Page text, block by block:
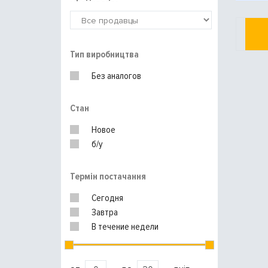
Тип виробництва
Без аналогов
Стан
Новое
б/у
Термін постачання
Сегодня
Завтра
В течение недели